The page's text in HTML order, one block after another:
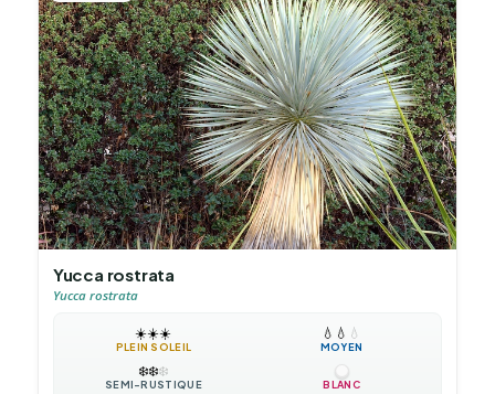
Yucca rostrata
Yucca rostrata
☀️☀️☀️
PLEIN SOLEIL
💧 💧 💧
MOYEN
❄️❄️❄️
SEMI-RUSTIQUE BLANC